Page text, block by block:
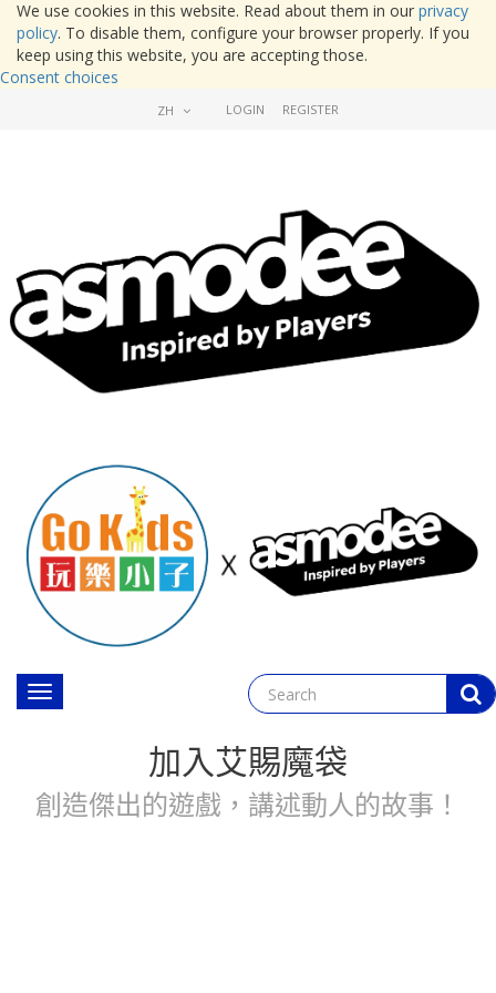
We use cookies in this website. Read about them in our privacy
policy. To disable them, configure your browser properly. If you
keep using this website, you are accepting those.
Consent choices
ZH LOGIN REGISTER
Toggle
navigation
加入艾賜魔袋
創造傑出的遊戲，講述動人的故事！